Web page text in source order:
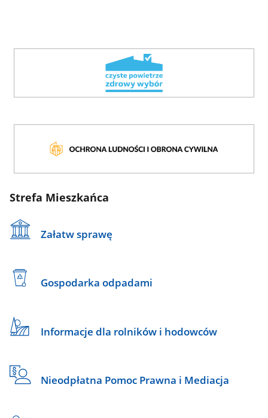
Strefa Mieszkańca
Załatw sprawę
Gospodarka odpadami
Informacje dla rolników i hodowców
Nieodpłatna Pomoc Prawna i Mediacja